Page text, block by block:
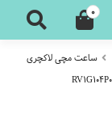
0
ساعت مچی لاکچری